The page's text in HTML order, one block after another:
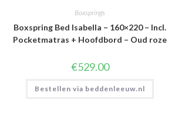
Boxsprings
Boxspring Bed Isabella – 160×220 – Incl.
Pocketmatras + Hoofdbord – Oud roze
€529.00
Bestellen via beddenleeuw.nl